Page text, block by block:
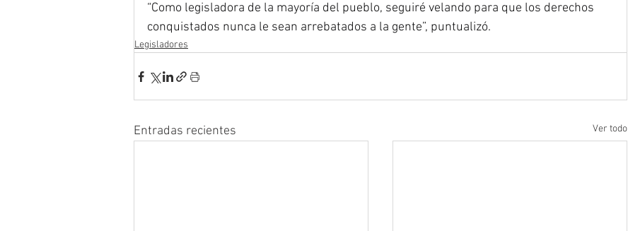
“Como legisladora de la mayoría del pueblo, seguiré velando para que los derechos
conquistados nunca le sean arrebatados a la gente”, puntualizó.
Legisladores
Entradas recientes Ver todo